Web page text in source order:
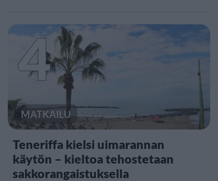
4
MATKAILU
Teneriffa kielsi uimarannan
käytön – kieltoa tehostetaan
sakkorangaistuksella